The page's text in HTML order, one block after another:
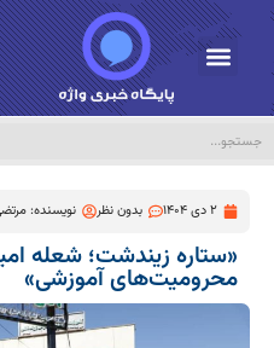
2 دی 1404 بدون نظر نویسنده:
«ستاره زیندشت؛ شعله
محرومیت‌های آموزشی»